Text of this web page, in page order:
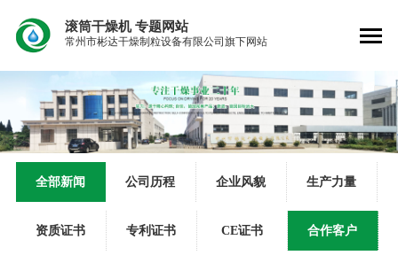
滚筒干燥机专题网站
常州市彬达干燥制粒设备有限公司旗下网站
全部新闻 公司历程 企业风貌 生产力量
资质证书 专利证书 CE证书 合作客户